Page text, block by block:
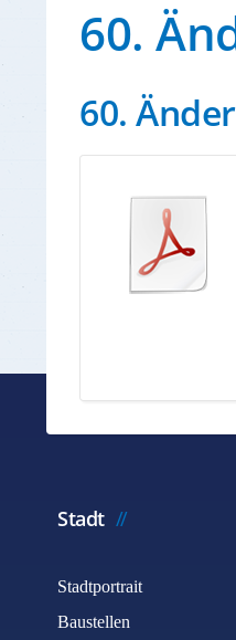
60.
60.
Stadt
Stadtportrait
Baustellen